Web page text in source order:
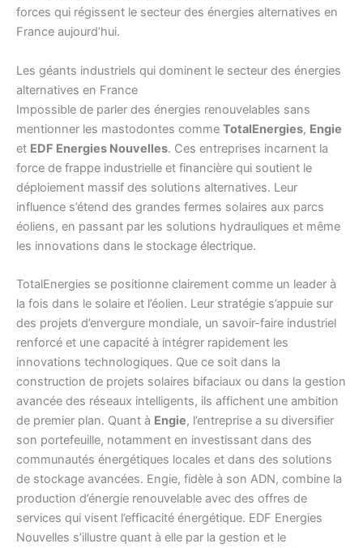
forces qui régissent le secteur des énergies alternatives en
France aujourd’hui.
Les géants industriels qui dominent le secteur des énergies
alternatives en France
Impossible de parler des énergies renouvelables sans
mentionner les mastodontes comme TotalEnergies, Engie
et EDF Energies Nouvelles. Ces entreprises incarnent la
force de frappe industrielle et financière qui soutient le
déploiement massif des solutions alternatives. Leur
influence s’étend des grandes fermes solaires aux parcs
éoliens, en passant par les solutions hydrauliques et même
les innovations dans le stockage électrique.
TotalEnergies se positionne clairement comme un leader à
la fois dans le solaire et l’éolien. Leur stratégie s’appuie sur
des projets d’envergure mondiale, un savoir-faire industriel
renforcé et une capacité à intégrer rapidement les
innovations technologiques. Que ce soit dans la
construction de projets solaires bifaciaux ou dans la gestion
avancée des réseaux intelligents, ils affichent une ambition
de premier plan. Quant à Engie, l’entreprise a su diversifier
son portefeuille, notamment en investissant dans des
communautés énergétiques locales et dans des solutions
de stockage avancées. Engie, fidèle à son ADN, combine la
production d’énergie renouvelable avec des offres de
services qui visent l’efficacité énergétique. EDF Energies
Nouvelles s’illustre quant à elle par la gestion et le